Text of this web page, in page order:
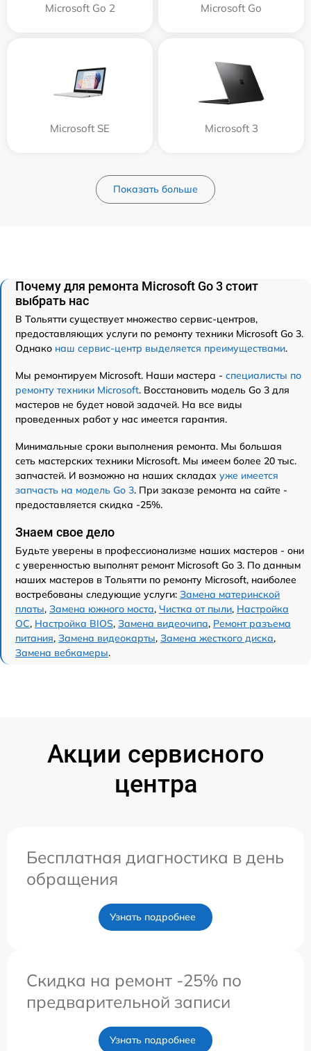
Microsoft Go 2 Microsoft Go
Microsoft SE Microsoft 3
Показать больше
Почему для ремонта Microsoft Go 3 стоит
выбрать нас
В Тольятти существует множество сервис-центров,
предоставляющих услуги по ремонту техники Microsoft Go 3.
Однако наш сервис-центр выделяется преимуществами.
Мы ремонтируем Microsoft. Наши мастера - специалисты по
ремонту техники Microsoft. Восстановить модель Go 3 для
мастеров не будет новой задачей. На все виды
проведенных работ у нас имеется гарантия.
Минимальные сроки выполнения ремонта. Мы большая
сеть мастерских техники Microsoft. Мы имеем более 20 тыс.
запчастей. И возможно на наших складах уже имеется
запчасть на модель Go 3. При заказе ремонта на сайте -
предоставляется скидка -25%.
Знаем свое дело
Будьте уверены в профессионализме наших мастеров - они
с уверенностью выполнят ремонт Microsoft Go 3. По данным
наших мастеров в Тольятти по ремонту Microsoft, наиболее
востребованы следующие услуги: Замена материнской
платы, Замена южного моста, Чистка от пыли, Настройка
ОС, Настройка BIOS, Замена видеочипа, Ремонт разъема
питания, Замена видеокарты, Замена жесткого диска,
Замена вебкамеры.
Акции сервисного
центра
Бесплатная диагностика в день
обращения
Узнать подробнее
Скидка на ремонт -25% по
предварительной записи
Узнать подробнее